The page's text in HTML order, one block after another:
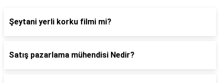
Şeytani yerli korku filmi mi?
Satış pazarlama mühendisi Nedir?